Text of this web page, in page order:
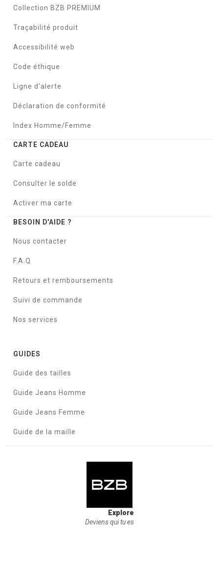
Collection BZB PREMIUM
Traçabilité produit
Accessibilité web
Code éthique
Ligne d'alerte
Déclaration de conformité
Index Homme/Femme
CARTE CADEAU
Carte cadeau
Consulter le solde
Activer ma carte
BESOIN D'AIDE ?
Nous contacter
F.A.Q
Retours et remboursements
Suivi de commande
Nos services
GUIDES
Guide des tailles
Guide Jeans Homme
Guide Jeans Femme
Guide de la maille
Explore
Deviens qui tu es